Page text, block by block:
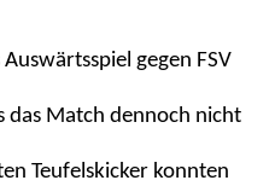
gegen FSV
das Match dennoch nicht
Teufelskicker konnten